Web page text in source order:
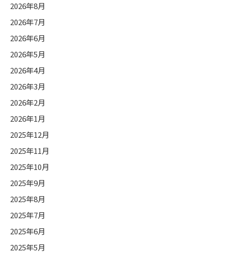
テ
ゴ
リ
ー
2026年8月
2026年7月
2026年6月
2026年5月
2026年4月
2026年3月
2026年2月
2026年1月
2025年12月
2025年11月
2025年10月
2025年9月
2025年8月
2025年7月
2025年6月
2025年5月